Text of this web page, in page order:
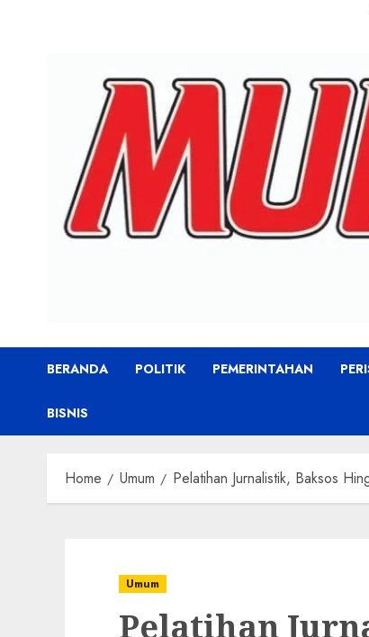
BERANDA POLITIK PEMERINTAHAN
BISNIS
Home Umum Pelatihan Jurnalistik, Baksos
Umum
Pelatihan